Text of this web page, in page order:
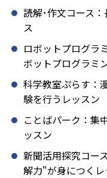
読解･作文コース
ス
ロボットプログラ
ボットプログラミ
科学教室ぷらす：
験を行うレッスン
ことばパーク：集
ッスン
新聞活用探究コー
解力"が身につくレ